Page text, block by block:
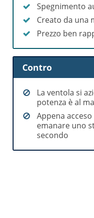
Spegnimento
Creato da una
Prezzo ben
Contro
La ventola si
potenza è al
Appena
emanare uno
secondo